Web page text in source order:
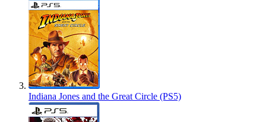
Indiana Jones and the Great Circle (PS5)